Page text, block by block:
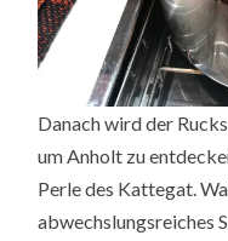
Danach wird der
um Anholt zu
Perle des Kattegat.
abwechslungsreiches